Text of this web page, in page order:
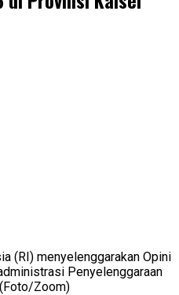
(RI) menyelenggarakan Opini
Penyelenggaraan
Zoom)